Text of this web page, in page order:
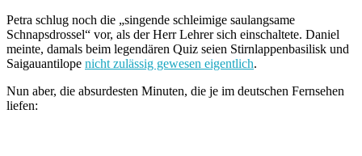
Petra schlug noch die „singende schleimige saulangsame
Schnapsdrossel“ vor, als der Herr Lehrer sich einschaltete. Daniel
meinte, damals beim legendären Quiz seien Stirnlappenbasilisk und
Saigauantilope nicht zulässig gewesen eigentlich.
Nun aber, die absurdesten Minuten, die je im deutschen Fernsehen
liefen: